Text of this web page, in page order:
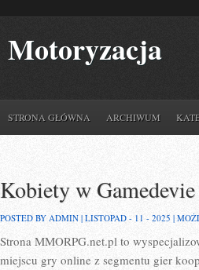
Motoryzacja
STRONA GŁÓWNA ARCHIWUM
Kobiety w Gamedevie
POSTED BY ADMIN | LISTOPAD - 11 - 2025 |
Strona MMORPG.net.pl to
miejscu gry online z segmentu gier